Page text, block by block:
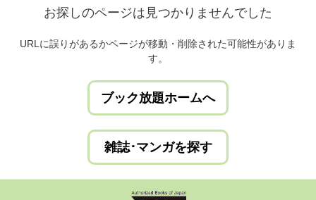
お探しのページは見つかりませんでした
URLに誤りがあるかページが移動・削除された可能性がありま
す。
ブック放題ホームへ
雑誌･マンガを探す